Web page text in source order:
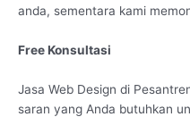
anda, sementara kami
Free Konsultasi
Jasa Web Design di
saran yang Anda butuhkan